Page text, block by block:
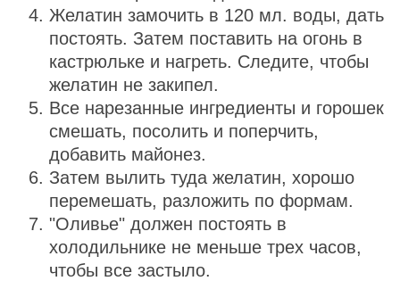
Желатин замочить в 120 мл. воды, дать
постоять. Затем поставить на огонь в
кастрюльке и нагреть. Следите, чтобы
желатин не закипел.
Все нарезанные ингредиенты и горошек
смешать, посолить и поперчить,
добавить майонез.
Затем вылить туда желатин, хорошо
перемешать, разложить по формам.
"Оливье" должен постоять в
холодильнике не меньше трех часов,
чтобы все застыло.